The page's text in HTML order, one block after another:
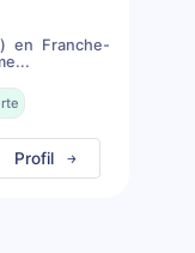
en Franche-
Profil